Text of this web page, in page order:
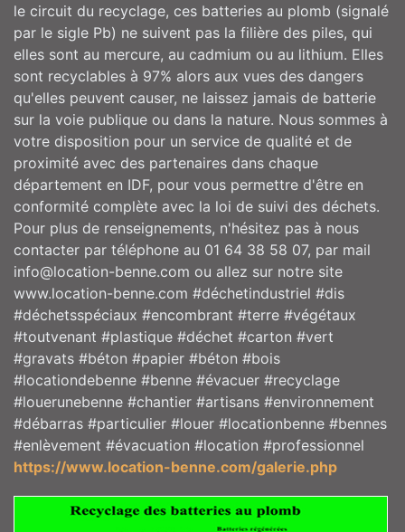
le circuit du recyclage, ces batteries au plomb (signalé
par le sigle Pb) ne suivent pas la filière des piles, qui
elles sont au mercure, au cadmium ou au lithium. Elles
sont recyclables à 97% alors aux vues des dangers
qu'elles peuvent causer, ne laissez jamais de batterie
sur la voie publique ou dans la nature. Nous sommes à
votre disposition pour un service de qualité et de
proximité avec des partenaires dans chaque
département en IDF, pour vous permettre d'être en
conformité complète avec la loi de suivi des déchets.
Pour plus de renseignements, n'hésitez pas à nous
contacter par téléphone au 01 64 38 58 07, par mail
info@location-benne.com ou allez sur notre site
www.location-benne.com #déchetindustriel #dis
#déchetsspéciaux #encombrant #terre #végétaux
#toutvenant #plastique #déchet #carton #vert
#gravats #béton #papier #béton #bois
#locationdebenne #benne #évacuer #recyclage
#louerunebenne #chantier #artisans #environnement
#débarras #particulier #louer #locationbenne #bennes
#enlèvement #évacuation #location #professionnel
https://www.location-benne.com/galerie.php